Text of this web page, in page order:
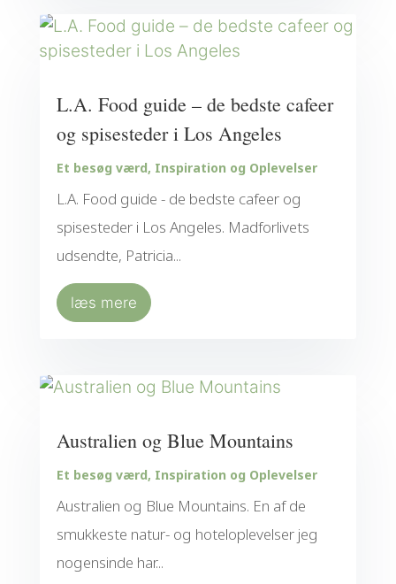
L.A. Food guide – de bedste cafeer
og spisesteder i Los Angeles
Et besøg værd, Inspiration og Oplevelser
L.A. Food guide - de bedste cafeer og
spisesteder i Los Angeles. Madforlivets
udsendte, Patricia...
læs mere
Australien og Blue Mountains
Et besøg værd, Inspiration og Oplevelser
Australien og Blue Mountains. En af de
smukkeste natur- og hoteloplevelser jeg
nogensinde har...